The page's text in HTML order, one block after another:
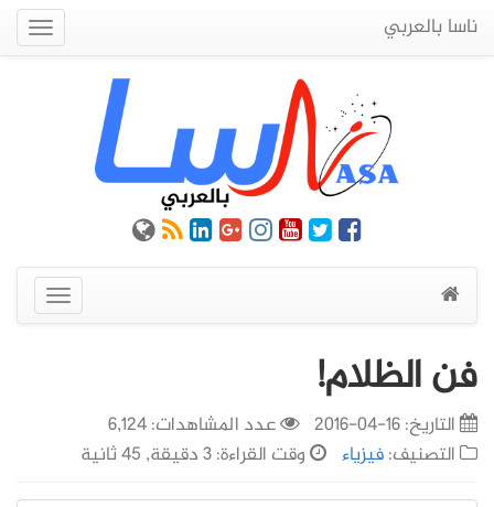
ناسا بالعربي
عرض
القائمة
فن الظلام!
التاريخ:16-04-2016
عدد المشاهدات: 6,124
التصنيف:فيزياء وقت القراءة: 3 دقيقة, 45 ثانية